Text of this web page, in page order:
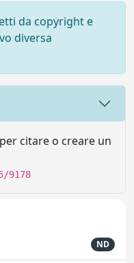
da copyright e
diversa
citare o creare un
9178
ND